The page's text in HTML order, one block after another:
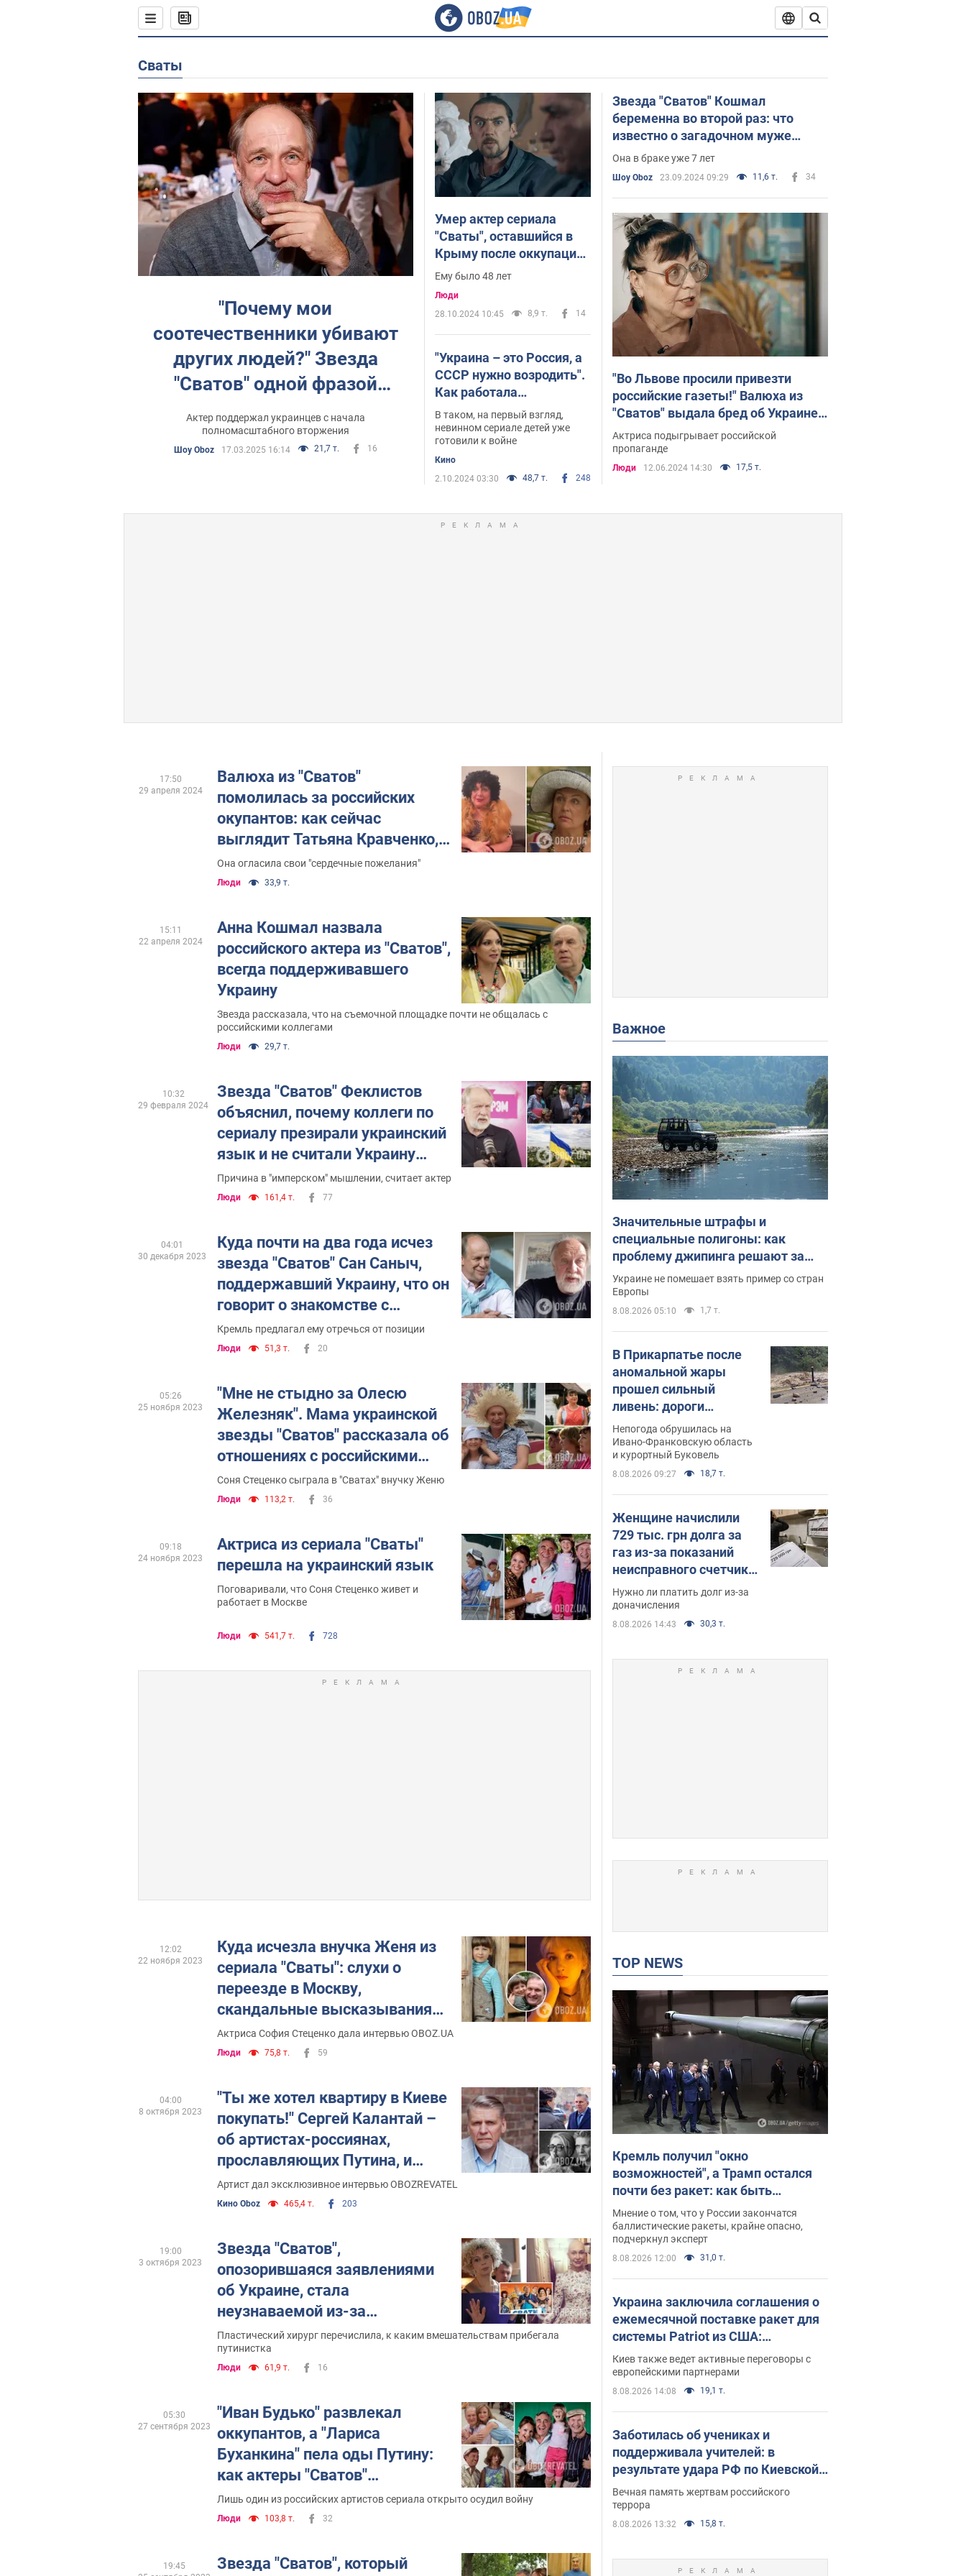
Сваты
"Почему мои
соотечественники убивают
других людей?" Звезда
"Сватов" одной фразой
объяснил, почему нельзя
простить россиян-
"молчунов"
Актер поддержал украинцев с начала
полномасштабного вторжения
Шоу Oboz 17.03.2025 16:14 21,7 т. 16
Умер актер сериала
"Сваты", оставшийся в
Крыму после оккупации:
он разбился в ДТП
Ему было 48 лет
Люди
28.10.2024 10:45
8,9 т. 14
"Украина – это Россия, а
СССР нужно возродить".
Как работала
пропаганда в сериале
"Сваты", который
смотрели миллионы
украинцев
В таком, на первый взгляд,
невинном сериале детей уже
готовили к войне
Кино
2.10.2024 03:30
48,7 т. 248
Звезда "Сватов" Кошмал
беременна во второй раз: что
известно о загадочном муже
актрисы и как выглядит ее сын
Она в браке уже 7 лет
Шоу Oboz 23.09.2024 09:29 11,6 т. 34
"Во Львове просили привезти
российские газеты!" Валюха из
"Сватов" выдала бред об Украине и
коллегах, осудивших войну
Актриса подыгрывает российской
пропаганде
Люди 12.06.2024 14:30 17,5 т.
Валюха из "Сватов"
помолилась за российских
окупантов: как сейчас
выглядит Татьяна Кравченко,
спившаяся и поддержавшая
войну
Она огласила свои "сердечные пожелания"
Люди 33,9 т.
17:50
29 апреля 2024
Анна Кошмал назвала
российского актера из "Сватов",
всегда поддерживавшего
Украину
Звезда рассказала, что на съемочной площадке почти не общалась с
российскими коллегами
Люди 29,7 т.
15:11
22 апреля 2024
Звезда "Сватов" Феклистов
объяснил, почему коллеги по
сериалу презирали украинский
язык и не считали Украину
страной, хотя приезжали туда
на съемки
Причина в "имперском" мышлении, считает актер
Люди 161,4 т. 77
10:32
29 февраля 2024
Куда почти на два года исчез
звезда "Сватов" Сан Саныч,
поддержавший Украину, что он
говорит о знакомстве с
Зеленским и эмиграции из РФ
Кремль предлагал ему отречься от позиции
Люди 51,3 т. 20
04:01
30 декабря 2023
"Мне не стыдно за Олесю
Железняк". Мама украинской
звезды "Сватов" рассказала об
отношениях с российскими
актерами из сериала
Соня Стеценко сыграла в "Сватах" внучку Женю
Люди 113,2 т. 36
05:26
25 ноября 2023
Актриса из сериала "Сваты"
перешла на украинский язык
Поговаривали, что Соня Стеценко живет и
работает в Москве
Люди 541,7 т. 728
09:18
24 ноября 2023
Куда исчезла внучка Женя из
сериала "Сваты": слухи о
переезде в Москву,
скандальные высказывания
телеродственников и жизнь в
Торонто
Актриса София Стеценко дала интервью OBOZ.UA
Люди 75,8 т. 59
12:02
22 ноября 2023
"Ты же хотел квартиру в Киеве
покупать!" Сергей Калантай –
об артистах-россиянах,
прославляющих Путина, и
Байрак, бравшую московские
деньги
Артист дал эксклюзивное интервью OBOZREVATEL
Кино Oboz 465,4 т. 203
04:00
8 октября 2023
Звезда "Сватов",
опозорившаяся заявлениями
об Украине, стала
неузнаваемой из-за
многочисленных пластических
операций
Пластический хирург перечислила, к каким вмешательствам прибегала
путинистка
Люди 61,9 т. 16
19:00
3 октября 2023
"Иван Будько" развлекал
оккупантов, а "Лариса
Буханкина" пела оды Путину:
как актеры "Сватов"
отреагировали на войну в
Украине
Лишь один из российских артистов сериала открыто осудил войну
Люди 103,8 т. 32
05:30
27 сентября 2023
Звезда "Сватов", который
19:45
Важное
Значительные штрафы и
специальные полигоны: как
проблему джипинга решают за
границей
Украине не помешает взять пример со стран
Европы
8.08.2026 05:10 1,7 т.
В Прикарпатье после
аномальной жары
прошел сильный
ливень: дороги
превратились в реки.
Видео
Непогода обрушилась на
Ивано-Франковскую область
и курортный Буковель
8.08.2026 09:27 18,7 т.
Женщине начислили
729 тыс. грн долга за
газ из-за показаний
неисправного счетчика:
судья вынес
неожиданное решение
Нужно ли платить долг из-за
доначисления
8.08.2026 14:43 30,3 т.
TOP NEWS
Кремль получил "окно
возможностей", а Трамп остался
почти без ракет: как быть
Украине? Интервью с Мельником
Мнение о том, что у России закончатся
баллистические ракеты, крайне опасно,
подчеркнул эксперт
8.08.2026 12:00 31,0 т.
Украина заключила соглашения о
ежемесячной поставке ракет для
системы Patriot из США:
Зеленский раскрыл подробности
Киев также ведет активные переговоры с
европейскими партнерами
8.08.2026 14:08 19,1 т.
Заботилась об учениках и
поддерживала учителей: в
результате удара РФ по Киевской
области погибли директор
киевского лицея, её муж и внук
Вечная память жертвам российского
террора
8.08.2026 13:32 15,8 т.